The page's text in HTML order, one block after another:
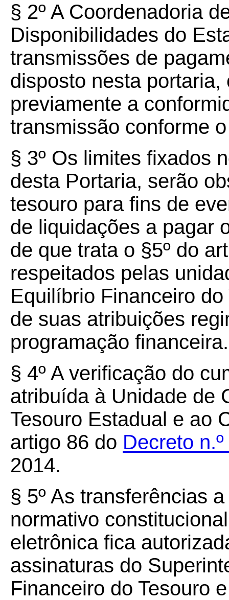
§ 2º A Coordenadoria
Disponibilidades do
transmissões de
disposto nesta
previamente a
transmissão conforme
§ 3º Os limites fixados
desta Portaria, serão
tesouro para fins de
de liquidações a pagar
de que trata o §5º do
respeitados pelas
Equilíbrio Financeiro
de suas atribuições
programação financeira.
§ 4º A verificação do
atribuída à Unidade de
Tesouro Estadual e ao
artigo 86 do Decreto
2014.
§ 5º As transferências
normativo
eletrônica fica
assinaturas do
Financeiro do Tesouro